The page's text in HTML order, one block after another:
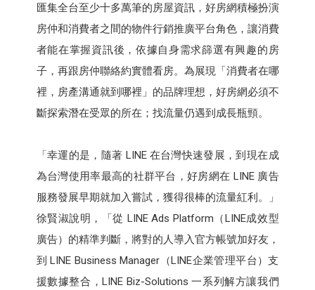
匯集全台至少十多萬筆的房屋資訊，好房網積極扮演
房仲和消費者之間的物件行銷推廣平台角色，讓消費
者能在掌握資訊後，依據自身需求篩選有興趣的房
子，再跟房仲聯絡約實體看房。為展現「消費者在哪
裡，房產溝通就到哪裡」的品牌理想，好房網必須不
斷探索潛在受眾的所在；找流量仍遇到成長瓶頸。
「幸運的是，隨著 LINE 在台灣快速發展，到現在成
為台灣使用率最高的社群平台，好房網在 LINE 廣告
服務發展早期就加入嘗試，獲得很棒的流量紅利。」
徐賢淑說明，「從 LINE Ads Platform（LINE成效型
廣告）的精準判斷，將對的人導入官方帳號加好友，
到 LINE Business Manager（LINE企業管理平台）支
援數據整合，LINE Biz-Solutions 一系列解方讓我們